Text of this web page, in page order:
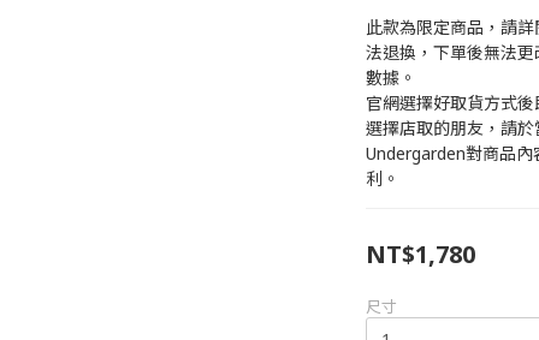
此款為限定商品，請
法退換，下單後無法
數據。
官網選擇好取貨方式後
選擇店取的朋友，請
Undergarden對商品
利。
NT$1,780
尺寸